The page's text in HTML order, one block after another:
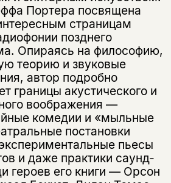
Портера посвящена
страницам
позднего
Опираясь на философию,
теорию и звуковые
автор подробно
границы акустического и
воображения —
комедии и «мыльные
постановки
пьесы
и даже практики саунд-
героев его книги — Орсон
на рассылку
мы отправляем рассылку
«НЛО».
дарим промокод на
сПолитикой конфиденциальности
на
при поступлении книги
письмо на указанный
адрес.
сПолитикой конфиденциальности
для
18 лет?